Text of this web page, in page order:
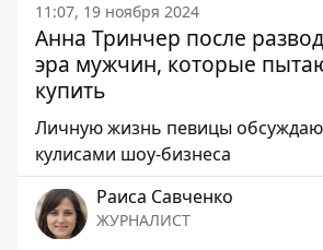
11:07, 19 ноября 2024
Анна Тринчер после
эра мужчин, которые
купить
Личную жизнь певицы
кулисами шоу-бизнеса
Раиса Савченко
ЖУРНАЛИСТ